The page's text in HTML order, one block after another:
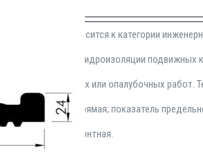
шпонка OK 25 относится к категории
качественной гидроизоляции
монолитных или опалубочных работ.
форма сечения - прямая; показатель
ремонтная.